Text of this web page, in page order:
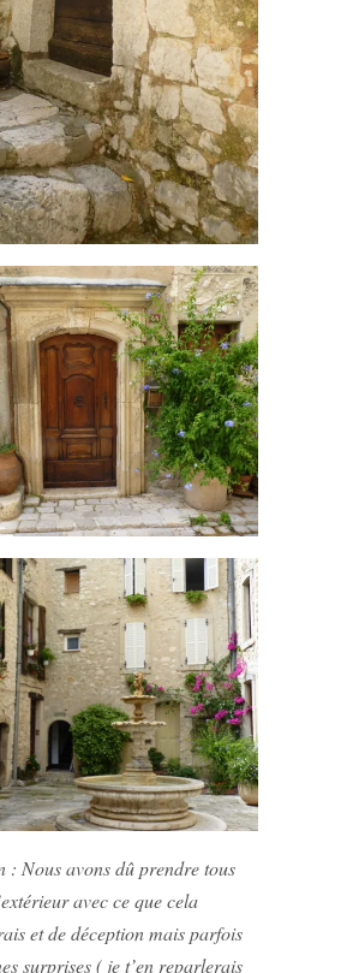
: Nous avons dû prendre tous
avec ce que cela
et de déception mais parfois
surprises ( je t’en reparlerais